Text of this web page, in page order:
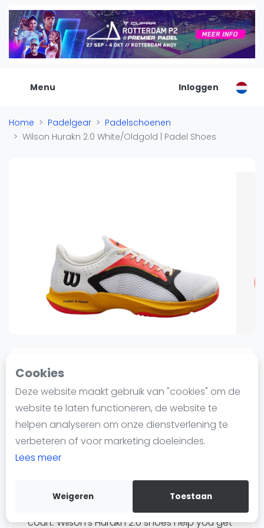
Cookies
Deze website maakt gebruik van "cookies" om de
website te laten functioneren, de website te
helpen analyseren om onze dienstverlening te
verbeteren of voor marketing doeleindes.
Lees meer
Weigeren Toestaan
Menu
De Padel Gids
Alle padel locaties
Padelwinkels
Organisatie
Banenbouwers
Overige categorien
Blog artikelen
Vragen over padel
Informatie
Over ons
Contact
Adverteren
Insights
WhatsApp
Join WhatsApp Community
Inloggen
Home Padelgear
Padelschoenen
Wilson Hurakn 2.0 White/Oldgold | Padel Shoes
2 0 Sinds 2 augustus 2023 13:12
Wilson
Wilson Hurakn 2.0
White/Oldgold | Padel Shoes
€6495
Verzenden
Quick reflexes will take you far on the padel
court. Wilson's Hurakn 2.0 shoes help you get